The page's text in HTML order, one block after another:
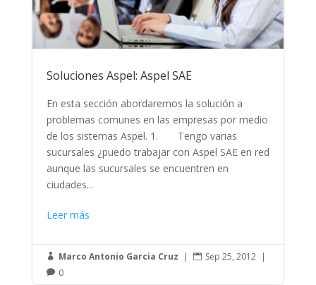
Soluciones Aspel: Aspel SAE
En esta sección abordaremos la solución a
problemas comunes en las empresas por medio
de los sistemas Aspel. 1. Tengo varias
sucursales ¿puedo trabajar con Aspel SAE en red
aunque las sucursales se encuentren en
ciudades...
Leer más
 Marco Antonio Garcia Cruz |  Sep 25, 2012 |
 0